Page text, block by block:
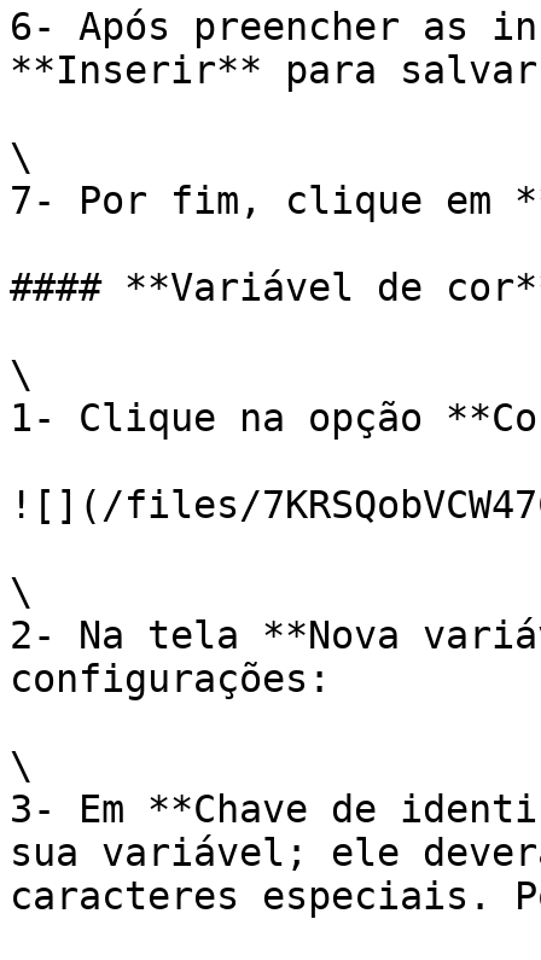
6- Após preencher as
**Inserir** para
\
7- Por fim, clique em
#### **Variável de
\
1- Clique na opção
![](/files/
\
2- Na tela **Nova
configurações:
\
3- Em **Chave de
sua variável; ele
caracteres especiais.